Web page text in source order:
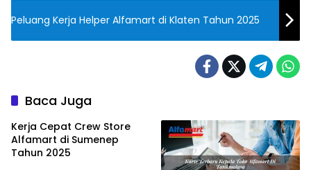
Peluang Kerja Helper Alfamart di Klaten Tahun 2025
Baca Juga
Kerja Cepat Crew Store
Alfamart di Sumenep
Tahun 2025